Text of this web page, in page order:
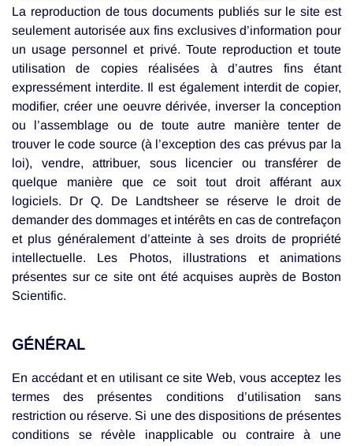
La reproduction de tous documents publiés sur le site est
seulement autorisée aux fins exclusives d’information pour
un usage personnel et privé. Toute reproduction et toute
utilisation de copies réalisées à d’autres fins étant
expressément interdite. Il est également interdit de copier,
modifier, créer une oeuvre dérivée, inverser la conception
ou l’assemblage ou de toute autre manière tenter de
trouver le code source (à l’exception des cas prévus par la
loi), vendre, attribuer, sous licencier ou transférer de
quelque manière que ce soit tout droit afférant aux
logiciels. Dr Q. De Landtsheer se réserve le droit de
demander des dommages et intérêts en cas de contrefaçon
et plus généralement d’atteinte à ses droits de propriété
intellectuelle. Les Photos, illustrations et animations
présentes sur ce site ont été acquises auprès de Boston
Scientific.
GÉNÉRAL
En accédant et en utilisant ce site Web, vous acceptez les
termes des présentes conditions d’utilisation sans
restriction ou réserve. Si une des dispositions de présentes
conditions se révèle inapplicable ou contraire à une